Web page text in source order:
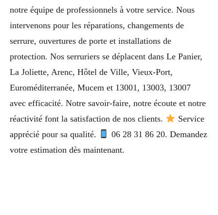
notre équipe de professionnels à votre service. Nous
intervenons pour les réparations, changements de
serrure, ouvertures de porte et installations de
protection. Nos serruriers se déplacent dans Le Panier,
La Joliette, Arenc, Hôtel de Ville, Vieux-Port,
Euroméditerranée, Mucem et 13001, 13003, 13007
avec efficacité. Notre savoir-faire, notre écoute et notre
réactivité font la satisfaction de nos clients.
Service
apprécié pour sa qualité.
06 28 31 86 20. Demandez
votre estimation dès maintenant.